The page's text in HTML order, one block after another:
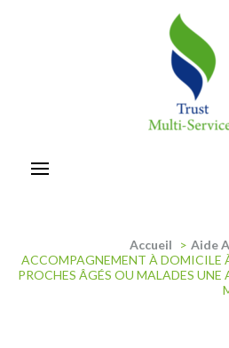
Accueil > Aide
ACCOMPAGNEMENT À DOMICILE
PROCHES ÂGÉS OU MALADES